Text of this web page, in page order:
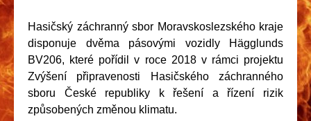
Hasičský záchranný sbor Moravskoslezského kraje
disponuje dvěma pásovými vozidly Hägglunds
BV206, které pořídil v roce 2018 v rámci projektu
Zvýšení připravenosti Hasičského záchranného
sboru České republiky k řešení a řízení rizik
způsobených změnou klimatu.